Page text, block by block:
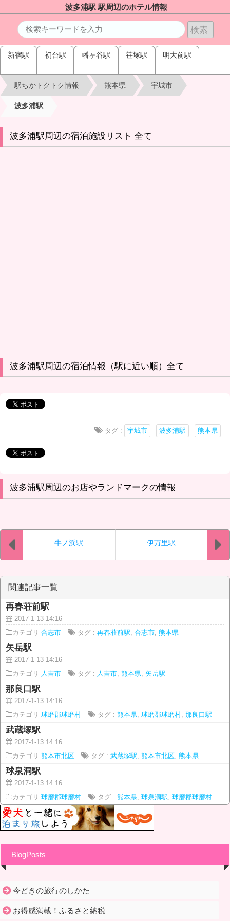
波多浦駅 駅周辺のホテル情報
新宿駅 初台駅 幡ヶ谷駅 笹塚駅 明大前駅
駅ちかトクトク情報 熊本県 宇城市
波多浦駅
波多浦駅周辺の宿泊施設リスト 全て
波多浦駅周辺の宿泊情報（駅に近い順）全て
タグ : 宇城市 波多浦駅 熊本県
波多浦駅周辺のお店やランドマークの情報
牛ノ浜駅 伊万里駅
関連記事一覧
再春荘前駅
2017-1-13 14:16
カテゴリ 合志市 タグ : 再春荘前駅 合志市, 熊本県
矢岳駅
2017-1-13 14:16
カテゴリ
人吉市 タグ : 人吉市, 熊本県, 矢岳駅
那良口駅
2017-1-13 14:16
カテゴリ 球磨郡球磨村 タグ : 熊本県, 球磨郡球磨村, 那良口駅
武蔵塚駅
2017-1-13 14:16
カテゴリ 熊本市北区 タグ : 武蔵塚駅 熊本市北区, 熊本県
球泉洞駅
2017-1-13 14:16
カテゴリ 球磨郡球磨村 タグ : 熊本県, 球泉洞駅 球磨郡球磨村
BlogPosts
今どきの旅行のしかた
お得感満載！ふるさと納税